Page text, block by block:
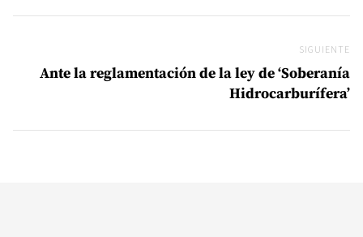
SIGUIENTE
Ante la reglamentación de la ley de ‘Soberanía
Hidrocarburífera’